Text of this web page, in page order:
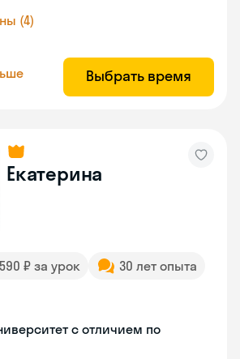
(4)
Выбрать время
Екатерина
₽ за урок
30 лет опыта
с отличием по